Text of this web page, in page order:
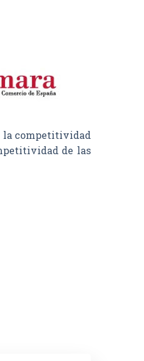
la competitividad
de las